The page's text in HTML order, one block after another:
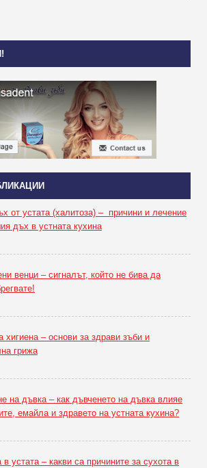
от устата (халитоза) – причини и лечение
дъх в устната кухина
венци – сигналът, който не бива да
хигиена – основи за здрави зъби и
грижа
на дъвка – как дъвченето на дъвка влияе
емайла и здравето на устната кухина?
в устата – какви са причините за сухота в